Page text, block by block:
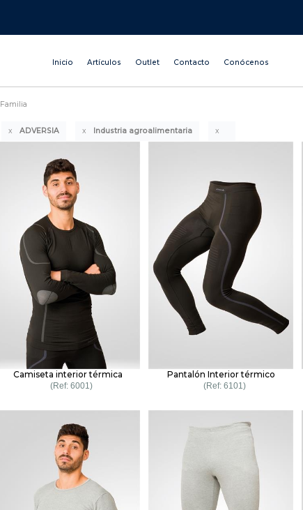
Inicio Artículos Outlet Contacto Conócenos
Familia
ADVERSIA Industria agroalimentaria
Camiseta interior térmica
6001
Pantalón Interior térmico
6101